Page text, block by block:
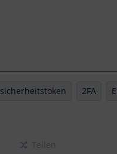
sicherheitstoken 2FA
Teilen